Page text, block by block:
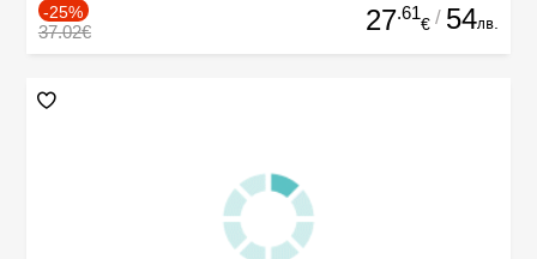
-25%
37.02€ 27.61
€ / 54лв.